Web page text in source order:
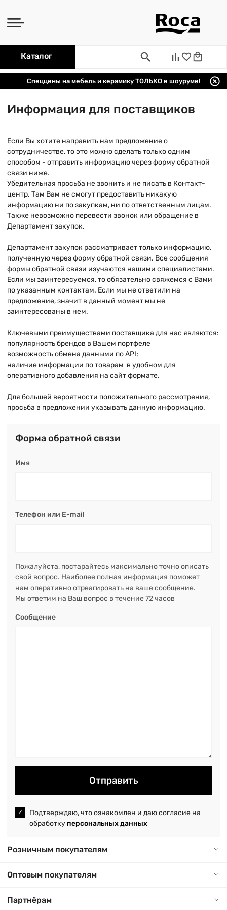
Каталог
Спеццены на мебель и керамику ТОЛЬКО в шоуруме!
Информация для поставщиков
Если Вы хотите направить нам предложение о
сотрудничестве, то это можно сделать только одним
способом - отправить информацию через форму обратной
связи ниже.
Убедительная просьба не звонить и не писать в Контакт-
центр. Там Вам не смогут предоставить никакую
информацию ни по закупкам, ни по ответственным лицам.
Также невозможно перевести звонок или обращение в
Департамент закупок.
Департамент закупок рассматривает только информацию,
полученную через форму обратной связи. Все сообщения
формы обратной связи изучаются нашими специалистами.
Если мы заинтересуемся, то обязательно свяжемся с Вами
по указанным контактам. Если мы не ответили на
предложение, значит в данный момент мы не
заинтересованы в нем.
Ключевыми преимуществами поставщика для нас являются:
популярность брендов в Вашем портфеле
возможность обмена данными по API;
наличие информации по товарам в удобном для
оперативного добавления на сайт формате.
Для большей вероятности положительного рассмотрения,
просьба в предложении указывать данную информацию.
Форма обратной связи
Имя
Телефон или E-mail
Пожалуйста, постарайтесь максимально точно описать
свой вопрос. Наиболее полная информация поможет
нам оперативно отреагировать на ваше сообщение.
Мы ответим на Ваш вопрос в течение 72 часов
Сообщение
Отправить
Подтверждаю, что ознакомлен и даю согласие на
обработку персональных данных
Розничным покупателям
Оптовым покупателям
Партнёрам